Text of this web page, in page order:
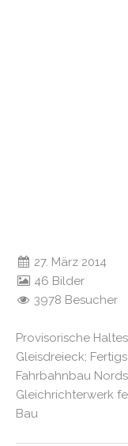
27. März 2014
46 Bilder
3978 Besucher
Provisorische
Gleisdreieck;
Fahrbahnbau
Gleichrichterwerk
Bau